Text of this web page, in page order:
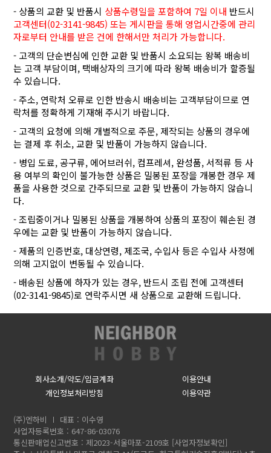
- 상품의 교환 및 반품시 상품수령일을 포함하여 7일 이내 반드시
고객센터(02-3141-9845) 또는 게시판을 통해 영업시간중에 관리
자로부터 안내를 받은 건에 한해서만 처리가 가능합니다.
- 고객의 단순변심에 인한 교환 및 반품시 소요되는 왕복 배송비
는 고객 부담이며, 택배상자의 크기에 따라 왕복 배송비가 할증될
수 있습니다.
- 주소, 연락처 오류로 인한 반송시 배송비는 고객부담이므로 연
락처를 정확하게 기재해 주시기 바랍니다.
- 고객의 요청에 의해 개별적으로 주문, 제작되는 상품의 경우에
는 결제 후 취소, 교환 및 반품이 가능하지 않습니다.
- 병입 도료, 공구류, 에어브러쉬, 컴프레셔, 완성품, 서적류 등 사
용 여부의 확인이 불가능한 상품은 밀봉된 포장을 개봉한 경우 제
품을 사용한 것으로 간주되므로 교환 및 반품이 가능하지 않습니
다.
- 조립중이거나 밀봉된 상품을 개봉하여 상품의 포장이 훼손된 경
우에는 교환 및 반품이 가능하지 않습니다.
- 제품의 인증번호, 대상연령, 제조국, 수입사 등은 수입사 사정에
의해 고지없이 변동될 수 있습니다.
- 배송된 상품에 하자가 있는 경우, 반드시 조립 전에 고객센터
(02-3141-9845)로 연락주시면 새 상품으로 교환해 드립니다.
회사소개/약도/입금계좌
이용안내
개인정보처리방침
이용약관
(주)엔하비
대표 : 이수영
사업자등록번호 : 647-86-03076
통신판매업신고번호 : 제2023-서울마포-2109호 [사업자정보확인]